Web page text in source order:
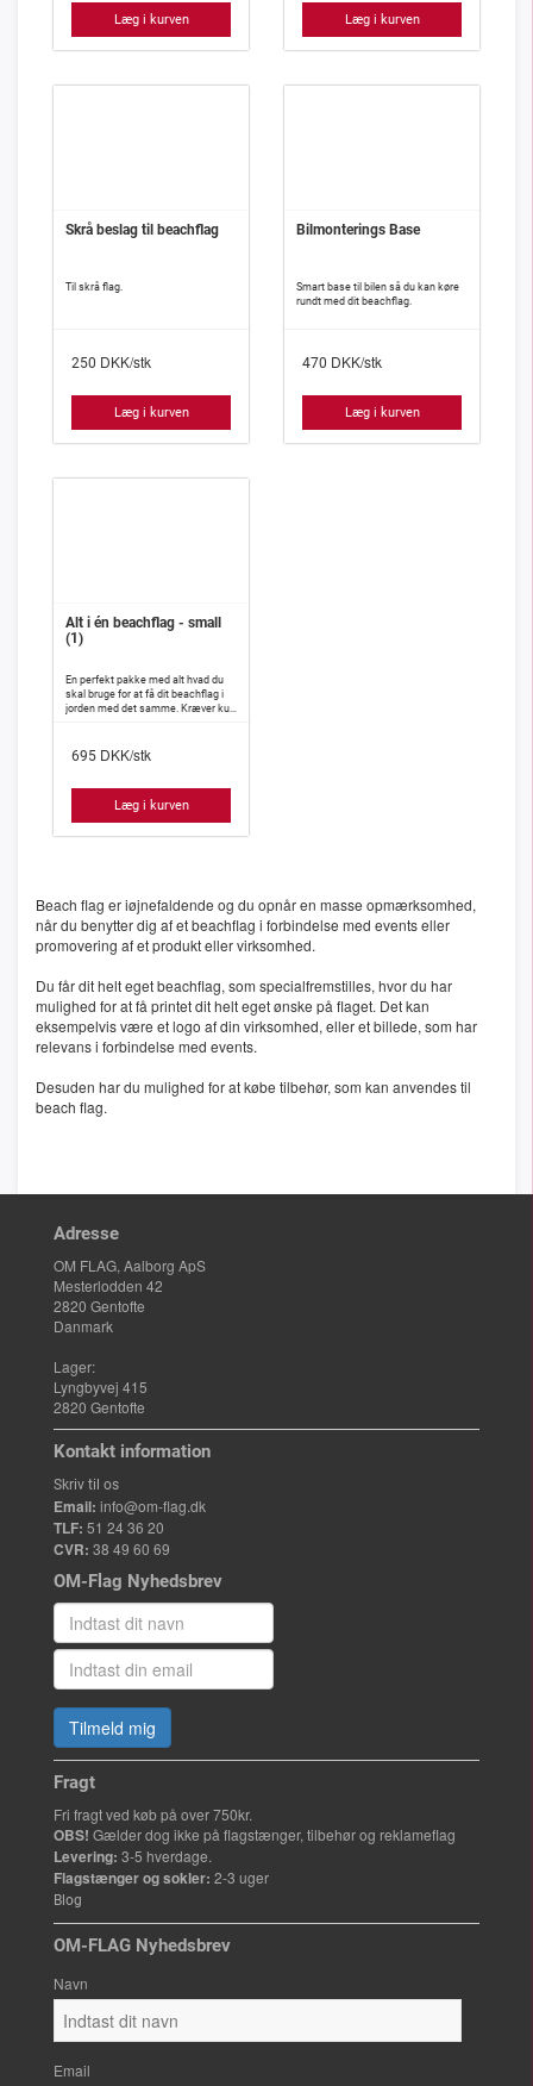
Læg i kurven Læg i kurven
Skrå beslag til beachflag
Til skrå flag.
250 DKK/stk
Læg i kurven
Bilmonterings Base
Smart base til bilen så du kan køre
rundt med dit beachflag.
470 DKK/stk
Læg i kurven
Alt i én beachflag - small
(1)
En perfekt pakke med alt hvad du
skal bruge for at få dit beachflag i
jorden med det samme. Kræver kun
Beachflaget er perfekt til dig som vil
kan let pakkes sammen i en lille
taske som du nemt kan have med
dig overalt.
på, samt 1 stk. jordspyd.
Du sparer 40kr ved at købe dette
sæt sammen.
695 DKK/stk
Læg i kurven
Beach flag er iøjnefaldende og du opnår en masse opmærksomhed,
når du benytter dig af et beachflag i forbindelse med events eller
promovering af et produkt eller virksomhed.
Du får dit helt eget beachflag, som specialfremstilles, hvor du har
mulighed for at få printet dit helt eget ønske på flaget. Det kan
eksempelvis være et logo af din virksomhed, eller et billede, som har
relevans i forbindelse med events.
Desuden har du mulighed for at købe tilbehør, som kan anvendes til
beach flag.
Adresse
OM FLAG, Aalborg ApS
Mesterlodden 42
2820 Gentofte
Danmark
Lager:
Lyngbyvej 415
2820 Gentofte
Kontakt information
Skriv til os
Email: info@om-flag.dk
TLF: 51 24 36 20
CVR: 38 49 60 69
OM-Flag Nyhedsbrev
Tilmeld mig
Fragt
Fri fragt ved køb på over 750kr.
OBS! Gælder dog ikke på flagstænger, tilbehør og reklameflag
Levering: 3-5 hverdage.
Flagstænger og sokler: 2-3 uger
Blog
OM-FLAG Nyhedsbrev
Navn
Email